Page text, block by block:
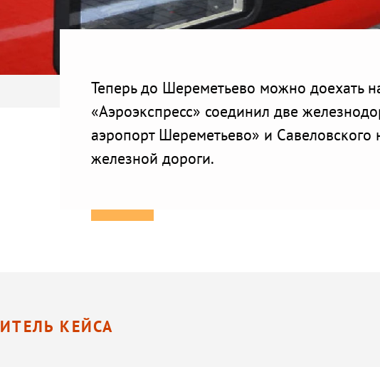
Теперь до Шереметьево можно доехать
«Аэроэкспресс» соединил две
аэропорт Шереметьево» и
железной дороги.
КЕЙСА